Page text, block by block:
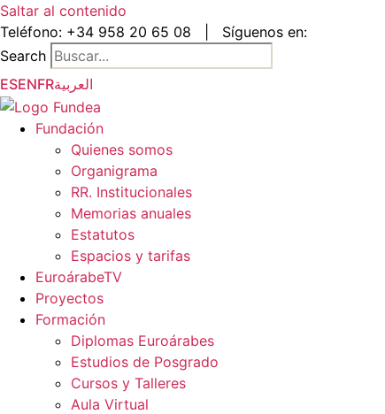
Saltar al contenido
Teléfono: +34 958 20 65 08
Síguenos en:
Search
ESENFRالعربية
Fundación
Quienes somos
Organigrama
RR. Institucionales
Memorias anuales
Estatutos
Espacios y tarifas
EuroárabeTV
Proyectos
Formación
Diplomas Euroárabes
Estudios de Posgrado
Cursos y Talleres
Aula Virtual